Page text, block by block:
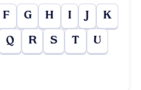
F G H I J K
Q R S T U